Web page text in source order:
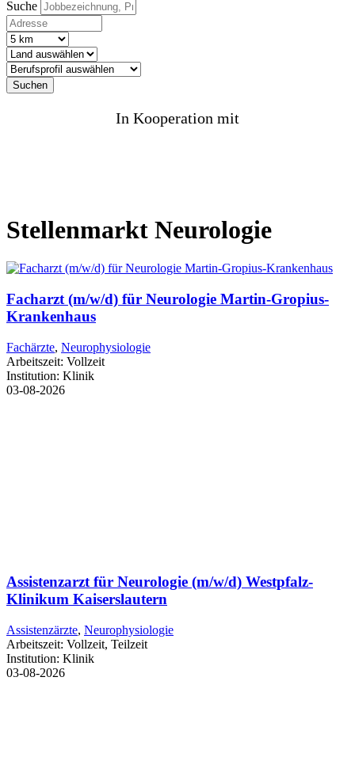
Suche
Suchen
In Kooperation mit
Stellenmarkt Neurologie
Facharzt (m/w/d) für Neurologie Martin-Gropius-
Krankenhaus
Fachärzte, Neurophysiologie
Arbeitszeit: Vollzeit
Institution: Klinik
03-08-2026
Assistenzarzt für Neurologie (m/w/d) Westpfalz-
Klinikum Kaiserslautern
Assistenzärzte, Neurophysiologie
Arbeitszeit: Vollzeit, Teilzeit
Institution: Klinik
03-08-2026